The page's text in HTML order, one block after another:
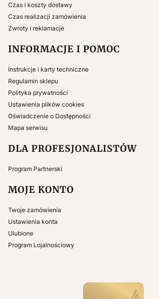
Czas i koszty dostawy
Czas realizacji zamówienia
Zwroty i reklamacje
INFORMACJE I POMOC
Instrukcje i karty techniczne
Regulamin sklepu
Polityka prywatności
Ustawienia plików cookies
Oświadczenie o Dostępności
Mapa serwisu
DLA PROFESJONALISTÓW
Program Partnerski
MOJE KONTO
Twoje zamówienia
Ustawienia konta
Ulubione
Program Lojalnościowy